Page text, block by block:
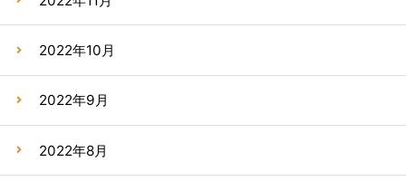
2022年10月
2022年9月
2022年8月